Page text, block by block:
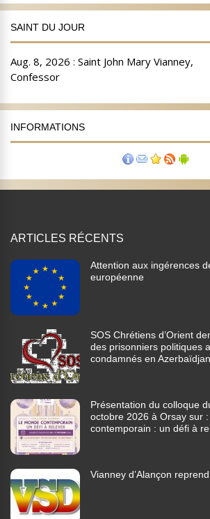
SAINT DU JOUR
INFORMATIONS
ARTICLES RÉCENTS
Attention aux ingérences
européenne
SOS Chrétiens d’Orient
des prisonniers politiques
condamnés en Azerbaïdjan
Présentation du colloque
octobre 2026 à Orsay sur
contemporain : un défi à
Vianney d’Alançon